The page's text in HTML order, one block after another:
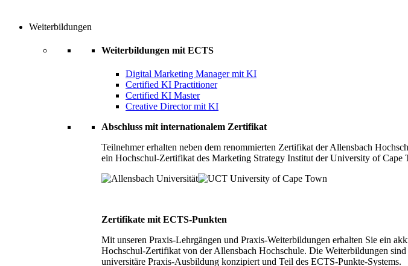
Weiterbildungen
Weiterbildungen mit ECTS
Digital Marketing Manager mit KI
Certified KI Practitioner
Certified KI Master
Creative Director mit KI
Abschluss mit internationalem Zertifikat
Teilnehmer erhalten neben dem renommierten Zertifikat der Allensbach
ein Hochschul-Zertifikat des Marketing Strategy Institut der University of Cape
Zertifikate mit ECTS-Punkten
Mit unseren Praxis-Lehrgängen und Praxis-Weiterbildungen erhalten Sie ein
Hochschul-Zertifikat von der Allensbach Hochschule. Die Weiterbildungen sind
universitäre Praxis-Ausbildung konzipiert und Teil des ECTS-Punkte-Systems.